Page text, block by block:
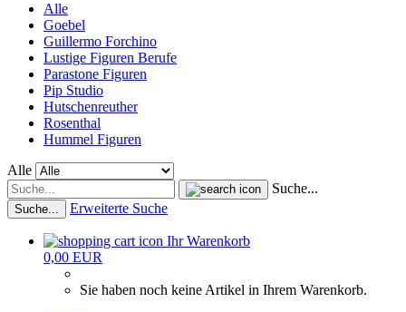
Alle
Goebel
Guillermo Forchino
Lustige Figuren Berufe
Parastone Figuren
Pip Studio
Hutschenreuther
Rosenthal
Hummel Figuren
Alle
Suche...
Suche... Erweiterte Suche
Ihr Warenkorb
0,00 EUR
Sie haben noch keine Artikel in Ihrem Warenkorb.